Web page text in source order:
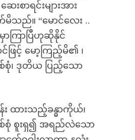
စာရင်းများအား
ည်။ “မောင်လေး ..
ကြာပြီဟုဆိုနိုင်
ဖြင့် မော့ကြည့်မိ၏ ၊
၊ ဒုတိယ ပြည့်သော
ထားသည့်ခန္ဓာကိုယ်၊
စုံ စူးရှ၍ အရည်လဲသော